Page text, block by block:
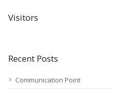
Visitors
Recent Posts
Communication Point